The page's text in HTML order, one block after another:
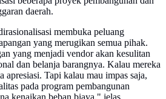
daerah.
membuka peluang
yang merugikan semua pihak.
yang menjadi vendor akan kesulitan
dan belanja barangnya. Kalau mereka
apresiasi. Tapi kalau mau impas saja,
pada program pembangunan